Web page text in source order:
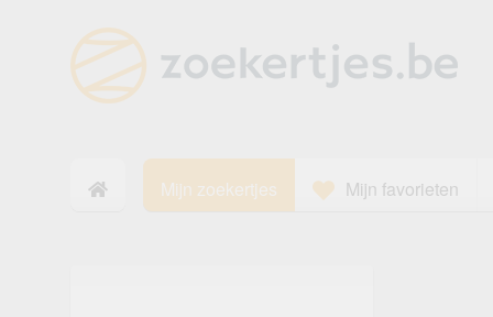
Mijn zoekertjes Mijn favorieten